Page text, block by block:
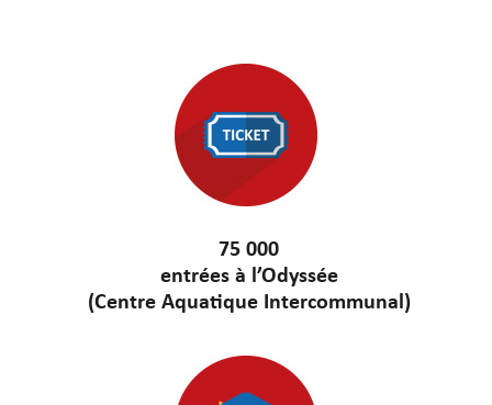
75 000
entrées à l’Odyssée
(Centre Aquatique Intercommunal)